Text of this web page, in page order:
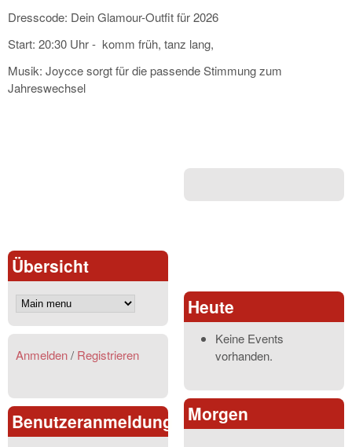
Dresscode: Dein Glamour-Outfit für 2026
Start: 20:30 Uhr - komm früh, tanz lang,
Musik: Joycce sorgt für die passende Stimmung zum
Jahreswechsel
Übersicht
Anmelden/ Registrieren
Benutzeranmeldung
Heute
Keine Events
vorhanden.
Morgen